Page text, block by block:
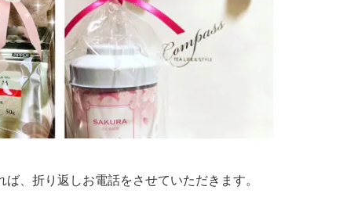
、折り返しお電話をさせていただきます。